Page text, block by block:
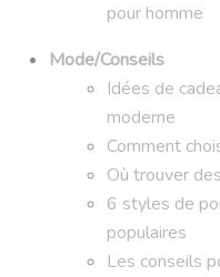
pour homme
Mode/Conseils
Idées de
moderne
Comment
Où trouver
6 styles de
populaires
Les conseils